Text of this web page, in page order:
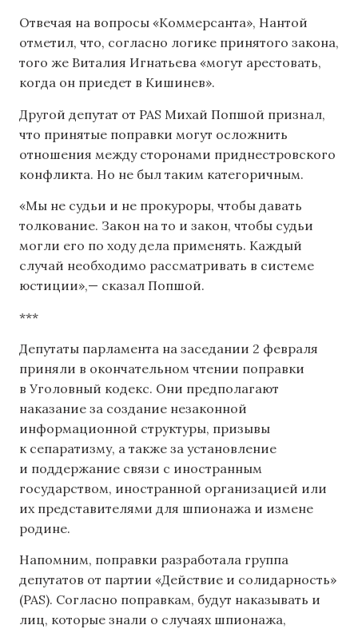
Отвечая на вопросы «Коммерсанта», Нантой
отметил, что, согласно логике принятого закона,
того же Виталия Игнатьева «могут арестовать,
когда он приедет в Кишинев».
Другой депутат от PAS Михай Попшой признал,
что принятые поправки могут осложнить
отношения между сторонами приднестровского
конфликта. Но не был таким категоричным.
«Мы не судьи и не прокуроры, чтобы давать
толкование. Закон на то и закон, чтобы судьи
могли его по ходу дела применять. Каждый
случай необходимо рассматривать в системе
юстиции»,— сказал Попшой.
***
Депутаты парламента на заседании 2 февраля
приняли в окончательном чтении поправки
в Уголовный кодекс. Они предполагают
наказание за создание незаконной
информационной структуры, призывы
к сепаратизму, а также за установление
и поддержание связи с иностранным
государством, иностранной организацией или
их представителями для шпионажа и измене
родине.
Напомним, поправки разработала группа
депутатов от партии «Действие и солидарность»
(PAS). Согласно поправкам, будут наказывать и
лиц, которые знали о случаях шпионажа,